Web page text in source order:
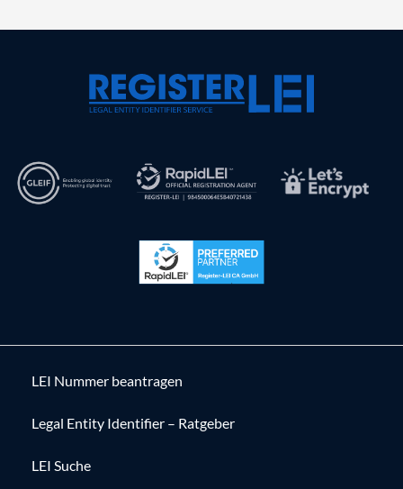
LEI Nummer beantragen
Legal Entity Identifier – Ratgeber
LEI Suche